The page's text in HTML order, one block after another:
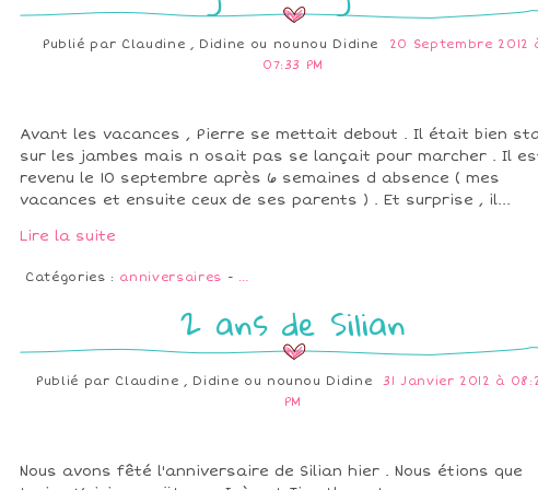
Publié par Claudine , Didine ou nounou Didine
20 Septembre 2012
07:33 PM
Avant les vacances , Pierre se mettait debout . Il était bien
sur les jambes mais n osait pas se lançait pour marcher . Il
revenu le 10 septembre après 6 semaines d absence ( mes
vacances et ensuite ceux de ses parents ) . Et surprise , il...
Lire la suite
Catégories : anniversaires - …
2 ans de Silian
Publié par Claudine , Didine ou nounou Didine
31 Janvier 2012 à
PM
Nous avons fêté l'anniversaire de Silian hier . Nous étions que